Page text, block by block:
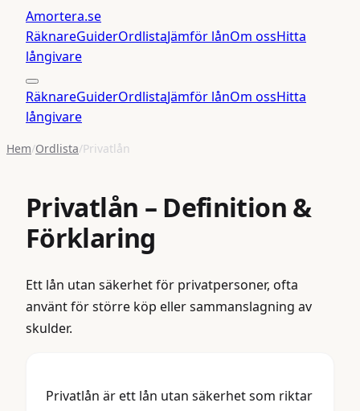
Amortera.se
RäknareGuiderOrdlistaJämför lånOm ossHitta
långivare
RäknareGuiderOrdlistaJämför lånOm ossHitta
långivare
Hem/Ordlista/Privatlån
Privatlån – Definition &
Förklaring
Ett lån utan säkerhet för privatpersoner, ofta
använt för större köp eller sammanslagning av
skulder.
Privatlån är ett lån utan säkerhet som riktar